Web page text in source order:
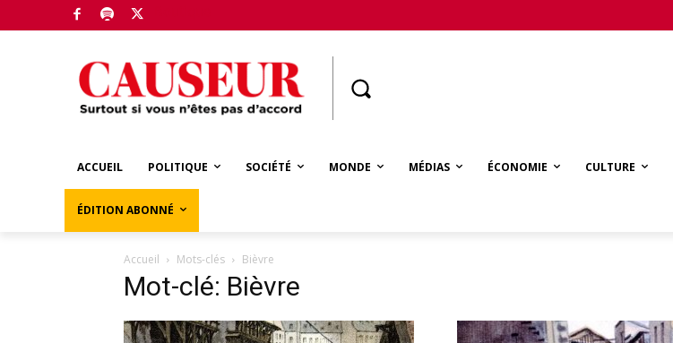
ACCUEIL POLITIQUE SOCIÉTÉ MONDE MÉDIAS ÉCONOMIE CULTURE
ÉDITION ABONNÉ
Accueil Mots-clés Bièvre
Mot-clé: Bièvre